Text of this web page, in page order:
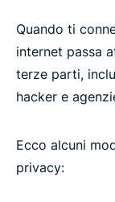
Quando ti
internet passa
terze parti,
hacker e
Ecco alcuni
privacy: